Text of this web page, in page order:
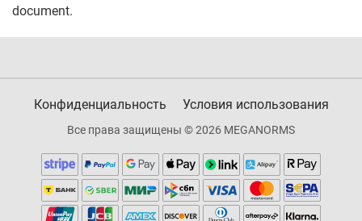
document.
Конфиденциальность Условия использования
Все права защищены © 2026 MEGANORMS